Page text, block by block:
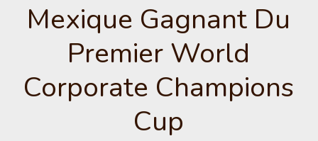
Mexique Gagnant Du
Premier World
Corporate Champions
Cup